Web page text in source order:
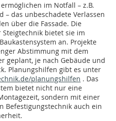
im Notfall – z.B.
– das unbeschadete Verlassen
über die Fassade. Die
Steigtechnik bietet sie im
an. Projekte
Abstimmung mit dem
geplant, je nach Gebäude und
Planungshilfen gibt es unter
planungshilfen . Das
bietet nicht nur eine
sondern mit einer
Befestigungstechnik auch ein